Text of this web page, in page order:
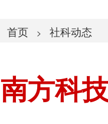
首页 > 社科动态
南方科